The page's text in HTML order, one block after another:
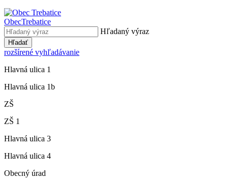
ObecTrebatice
Hľadaný výraz
Hľadať
rozšírené vyhľadávanie
Hlavná ulica 1
Hlavná ulica 1b
ZŠ
ZŠ 1
Hlavná ulica 3
Hlavná ulica 4
Obecný úrad